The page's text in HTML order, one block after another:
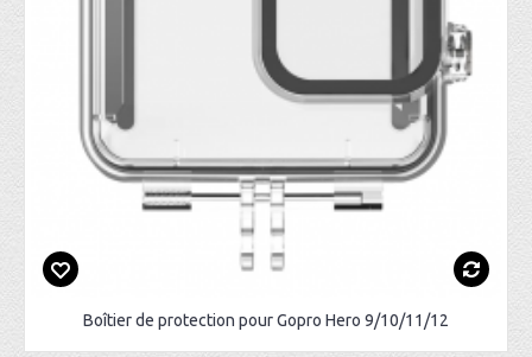
Boîtier de protection pour Gopro Hero 9/10/11/12